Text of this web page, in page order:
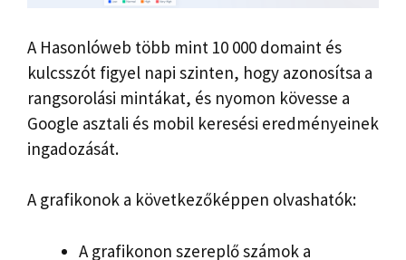
A Hasonlóweb több mint 10 000 domaint és
kulcsszót figyel napi szinten, hogy azonosítsa a
rangsorolási mintákat, és nyomon kövesse a
Google asztali és mobil keresési eredményeinek
ingadozását.
A grafikonok a következőképpen olvashatók:
A grafikonon szereplő számok a